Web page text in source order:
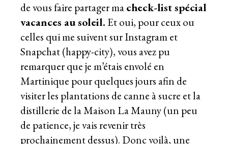
de vous faire partager macheck-list spécial
vacances au soleil. Et oui, pour ceux ou
celles qui me suivent surInstagramet
Snapchat (happy-city), vous avez pu
remarquer que je m’étais envolé en
Martinique pour quelques jours afin de
visiter les plantations de canne à sucre et la
distillerie de la Maison La Mauny (un peu
de patience, je vais revenir très
prochainement dessus). Donc voilà, une